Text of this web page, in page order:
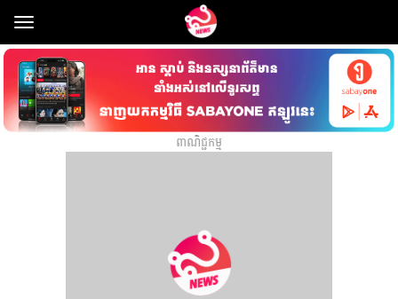
Toggle
navigation
ពាណិជ្ជកម្ម